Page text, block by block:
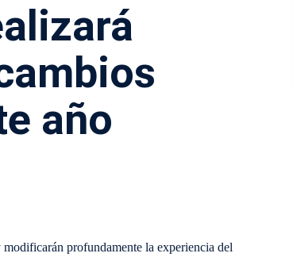
año
profundamente la experiencia del